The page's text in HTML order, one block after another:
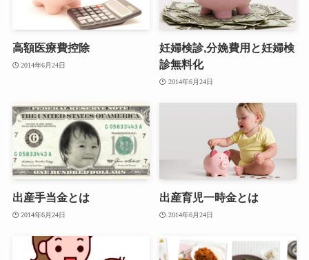
高額医療費控除
2014年6月24日
妊婦検診,分娩費用と妊婦検
診無料化
2014年6月24日
出産手当金とは
2014年6月24日
出産育児一時金とは
2014年6月24日